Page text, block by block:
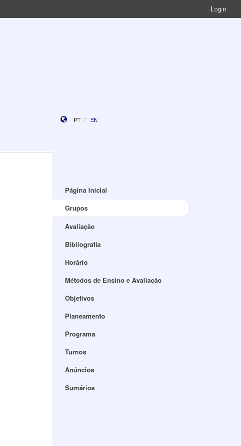
Login
PT EN
Página Inicial
Grupos
Avaliação
Bibliografia
Horário
Métodos de Ensino e Avaliação
Objetivos
Planeamento
Programa
Turnos
Anúncios
Sumários